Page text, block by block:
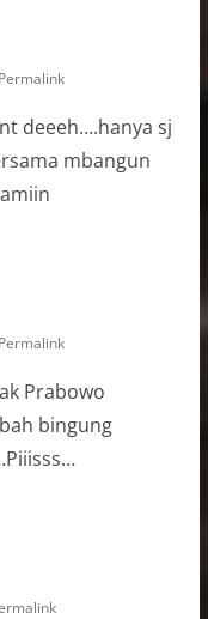
Permalink
deeeh….hanya sj
mbangun
Permalink
Prabowo
bingung